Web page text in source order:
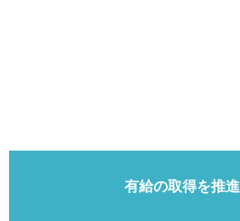
有給の取得を推進